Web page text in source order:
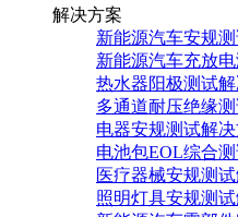
解决方案
新能源汽车安规
新能源汽车充放
热水器阳极测试
多通道耐压绝缘
电器安规测试解
电池包EOL综合
医疗器械安规测
照明灯具安规测